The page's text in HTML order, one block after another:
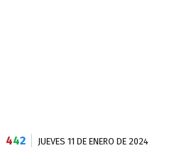
442 JUEVES 11 DE ENERO DE 2024